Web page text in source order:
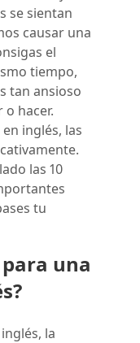
se sientan
causar una
el
tiempo,
tan ansioso
hacer.
inglés, las
las 10
tu
una
la